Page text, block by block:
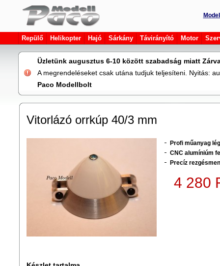
Repülő Helikopter Hajó Sárkány Távirányító Motor
Üzletünk augusztus 6-10 között szabadság miatt
A megrendeléseket csak utána tudjuk teljesíteni. Nyitás:
Paco Modellbolt
Vitorlázó orrkúp 40/3 mm
Profi műanyag
CNC alumíniúm
Precíz
4 280